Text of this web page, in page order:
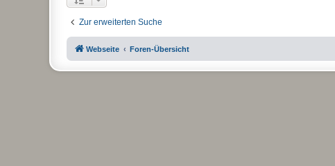
Zur erweiterten Suche
Webseite Foren-Übersicht